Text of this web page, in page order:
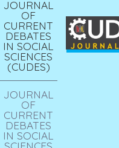
JOURNAL
OF
CURRENT
DEBATES
IN SOCIAL
SCIENCES
(CUDES)
JOURNAL
OF
CURRENT
DEBATES
IN SOCIAL